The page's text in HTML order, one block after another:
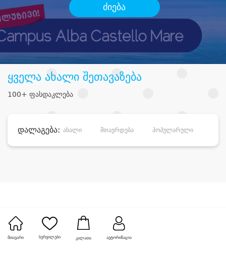
მთავარი სურვილები კალათა ავტორიზაცია
ძიება
ყველა ახალი შეთავაზება
100+ ფასდაკლება
დალაგება: ახალი მთავრდება პოპულარული